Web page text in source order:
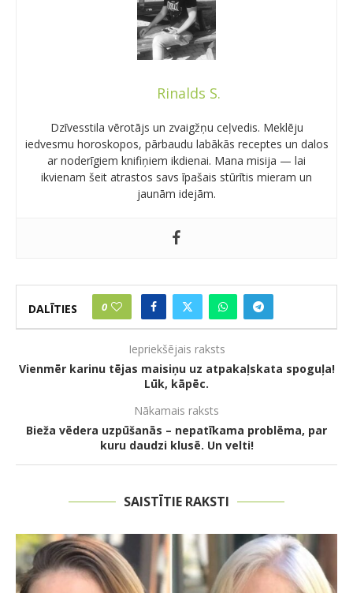
Rinalds S.
Dzīvesstila vērotājs un zvaigžņu ceļvedis. Meklēju
iedvesmu horoskopos, pārbaudu labākās receptes un dalos
ar noderīgiem knifiņiem ikdienai. Mana misija — lai
ikvienam šeit atrastos savs īpašais stūrītis mieram un
jaunām idejām.
DALĪTIES 0
Iepriekšējais raksts
Vienmēr karinu tējas maisiņu uz atpakaļskata spoguļa!
Lūk, kāpēc.
Nākamais raksts
Bieža vēdera uzpūšanās – nepatīkama problēma, par
kuru daudzi klusē. Un velti!
SAISTĪTIE RAKSTI